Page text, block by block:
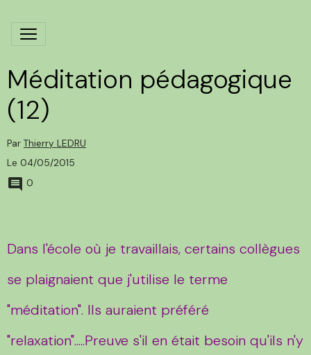
Méditation pédagogique
(12)
Par Thierry LEDRU
Le 04/05/2015
0
Dans l'école où je travaillais, certains collègues
se plaignaient que j'utilise le terme
"méditation". Ils auraient préféré
"relaxation".....Preuve s'il en était besoin qu'ils n'y